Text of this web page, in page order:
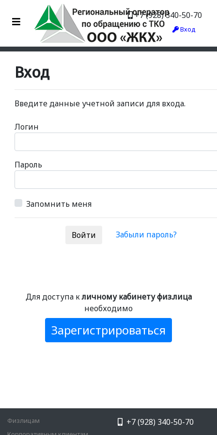
+7 (928) 340-50-70
Вход
Вход
Введите данные учетной записи для входа.
Логин
Пароль
Запомнить меня
Забыли пароль?
Для доступа кличному кабинету физ.лица
необходимо
Зарегистрироваться
Физлицам
+7 (928) 340-50-70